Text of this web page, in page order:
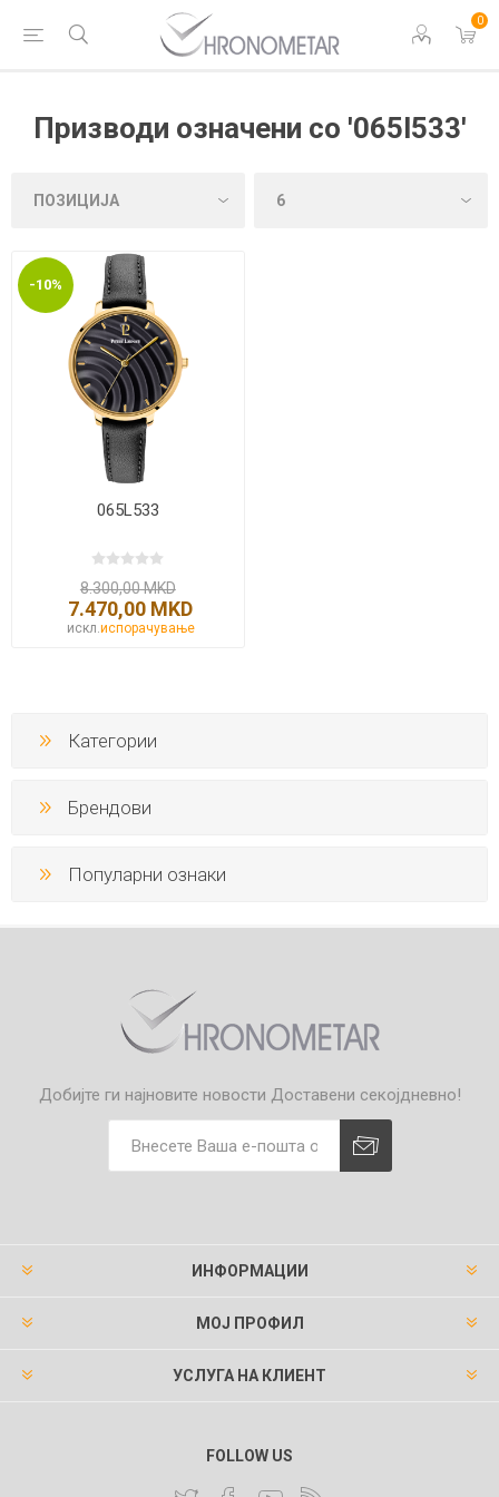
0
Призводи означени со '065l533'
-10%
065L533
8.300,00 MKD
7.470,00 MKD
искл. испорачување
Категории
Брендови
Популарни ознаки
Добијте ги најновите новости Доставени секојдневно!
ИНФОРМАЦИИ
МОЈ ПРОФИЛ
УСЛУГА НА КЛИЕНТ
FOLLOW US